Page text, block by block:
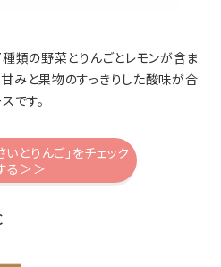
類の野菜とりんごとレモンが含ま
みと果物のすっきりした酸味が合
です。
とりんご」をチェック
る＞＞